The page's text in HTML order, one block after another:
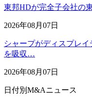
東邦HDが完全子会社の
2026年08月07日
シャープがディスプレ
を吸収…
2026年08月07日
日付別M&Aニュース